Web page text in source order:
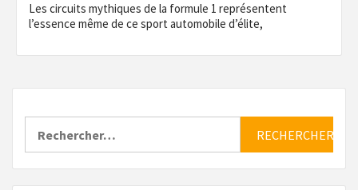
Les circuits mythiques de la formule 1 représentent
l’essence même de ce sport automobile d’élite,